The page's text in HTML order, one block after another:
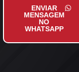
ENVIAR
MENSAGEM
NO
WHATSAPP